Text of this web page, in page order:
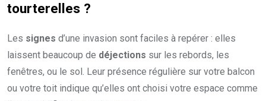
tourterelles ?
Les signes d’une invasion sont faciles à repérer : elles
laissent beaucoup de déjections sur les rebords, les
fenêtres, ou le sol. Leur présence régulière sur votre balcon
ou votre toit indique qu’elles ont choisi votre espace comme